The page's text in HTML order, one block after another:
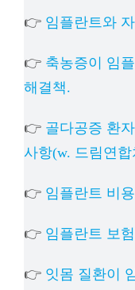
👉 임플란트와
👉 축농증이 임
해결책.
👉 골다공증 환
사항(w. 드림연
👉 임플란트 비
👉 임플란트 보
👉 잇몸 질환이